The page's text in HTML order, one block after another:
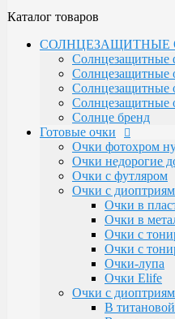
Готовые очки
Очки фотохром
Очки недорогие
Очки с футляром
Очки с
Очки в
Очки в
Очки с
Очки с
Очки-лупа
Очки Elife
Очки с
В
В
В
В
Очки для
В
В
С
Очки для
Каталог товаров
СОЛНЦЕЗАЩИТНЫЕ
Солнцезащитные
Солнцезащитные
Солнцезащитные
Солнцезащитные
Солнце бренд
Готовые очки
Очки фотохром
Очки недорогие
Очки с футляром
Очки с
Очки в
Очки в
Очки с
Очки с
Очки-лупа
Очки Elife
Очки с
В